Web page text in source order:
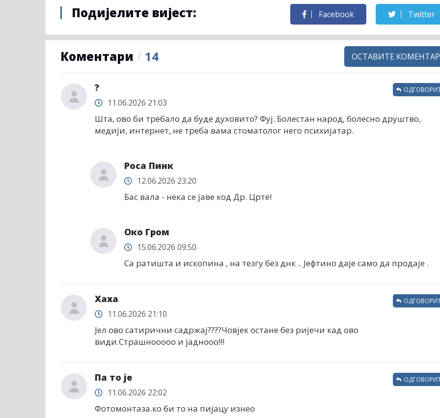
Подијелите вијест: Facebook Twitter
Коментари / 14 ОСТАВИТЕ КОМЕНТАР
?
11.06.2026 21:03
Шта, ово би требало да буде духовито? Фуј. Болестан народ, болесно друштво,
медији, интернет, не треба вама стоматолог него психијатар.
Роса Пинк
12.06.2026 23:20
Бас вала - нека се јаве код Др. Црте!
Око Гром
15.06.2026 09:50
Са ратишта и ископина , на тезгу без днк .. Јефтино даје само да продаје .
Хаха
11.06.2026 21:10
Јел ово сатирични садржај????Човјек остане без ријечи кад ово
види.Страшнооооо и јаднооо!!!
Па то је
11.06.2026 22:02
Фотомонтаза.ко би то на пијацу изнео